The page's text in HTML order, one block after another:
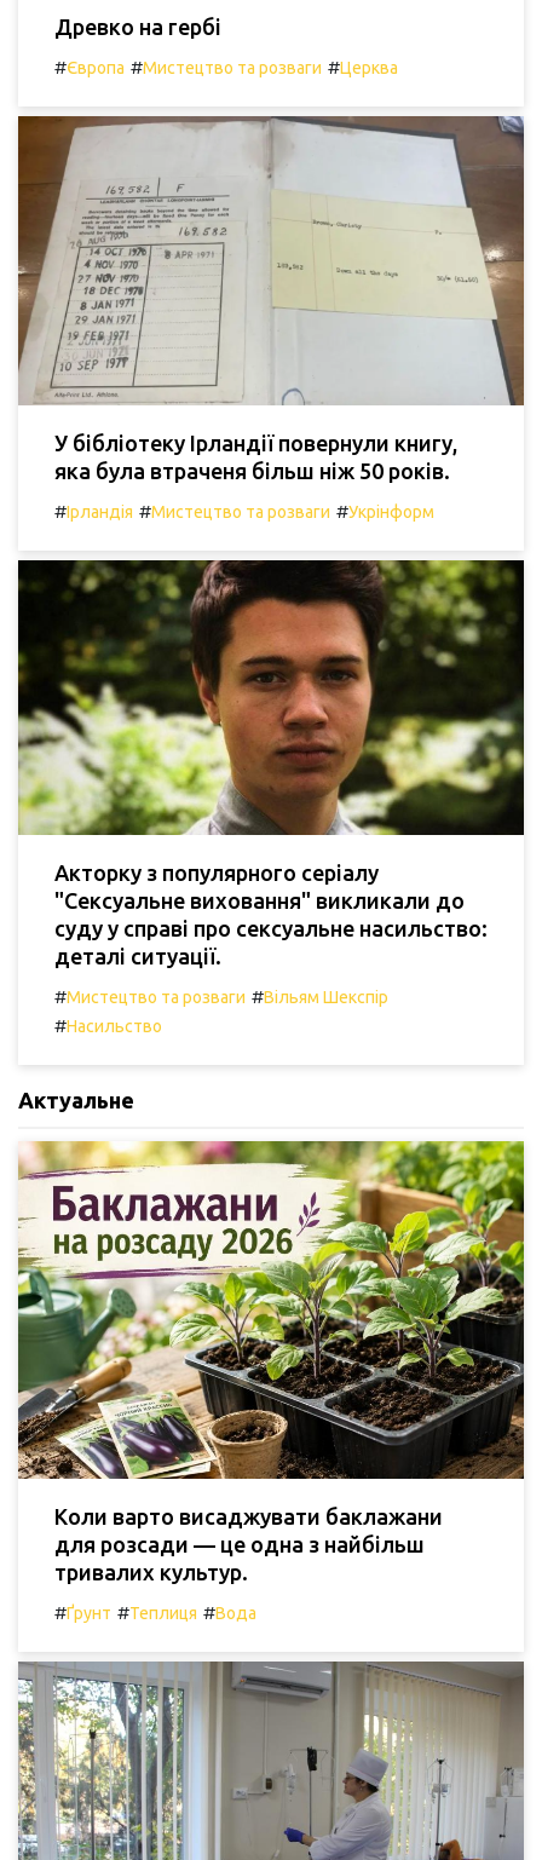
Древко на гербі
#Європа #Мистецтво та розваги #Церква
У бібліотеку Ірландії повернули книгу,
яка була втраченя більш ніж 50 років.
#Ірландія #Мистецтво та розваги #Укрінформ
Акторку з популярного серіалу
"Сексуальне виховання" викликали до
суду у справі про сексуальне насильство:
деталі ситуації.
#Мистецтво та розваги #Вільям Шекспір
#Насильство
Актуальне
Коли варто висаджувати баклажани
для розсади — це одна з найбільш
тривалих культур.
#Ґрунт #Теплиця #Вода